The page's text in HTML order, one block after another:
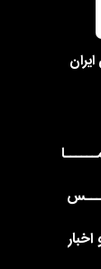
اخبار